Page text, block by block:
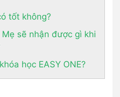
tốt không?
Mẹ sẽ nhận được gì khi
học EASY ONE?